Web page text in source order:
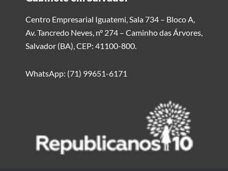
Centro Empresarial Iguatemi, Sala 734 – Bloco A,
Av. Tancredo Neves, n° 274 – Caminho das Árvores,
Salvador (BA), CEP: 41100-800.
WhatsApp: (71) 99651-6171